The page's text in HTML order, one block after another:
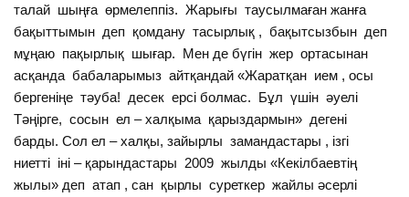
талай шыңға өрмелеппіз. Жарығы таусылмаған жанға
бақыттымын деп қомдану тасырлық , бақытсызбын деп
мұңаю пақырлық шығар. Мен де бүгін жер ортасынан
асқанда бабаларымыз айтқандай «Жаратқан ием , осы
бергеніңе тәуба! десек ерсі болмас. Бұл үшін әуелі
Тәңірге, сосын ел – халқыма қарыздармын» дегені
барды. Сол ел – халқы, зайырлы замандастары , ізгі
ниетті іні – қарындастары 2009 жылды «Кекілбаевтің
жылы» деп атап , сан қырлы суреткер жайлы әсерлі